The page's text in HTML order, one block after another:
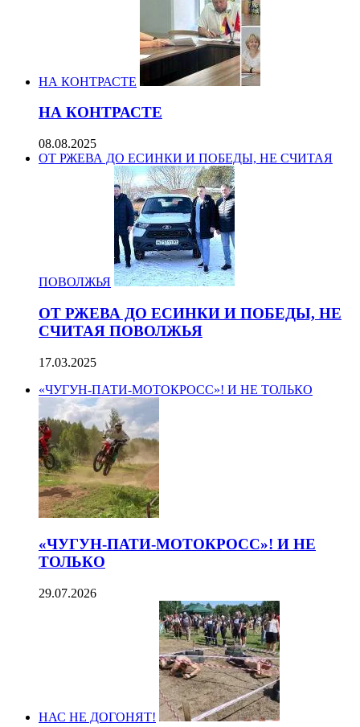
НА КОНТРАСТЕ
НА КОНТРАСТЕ
08.08.2025
ОТ РЖЕВА ДО ЕСИНКИ И ПОБЕДЫ, НЕ СЧИТАЯ
ПОВОЛЖЬЯ
ОТ РЖЕВА ДО ЕСИНКИ И ПОБЕДЫ, НЕ
СЧИТАЯ ПОВОЛЖЬЯ
17.03.2025
«ЧУГУН-ПАТИ-МОТОКРОСС»! И НЕ ТОЛЬКО
«ЧУГУН-ПАТИ-МОТОКРОСС»! И НЕ
ТОЛЬКО
29.07.2026
НАС НЕ ДОГОНЯТ!